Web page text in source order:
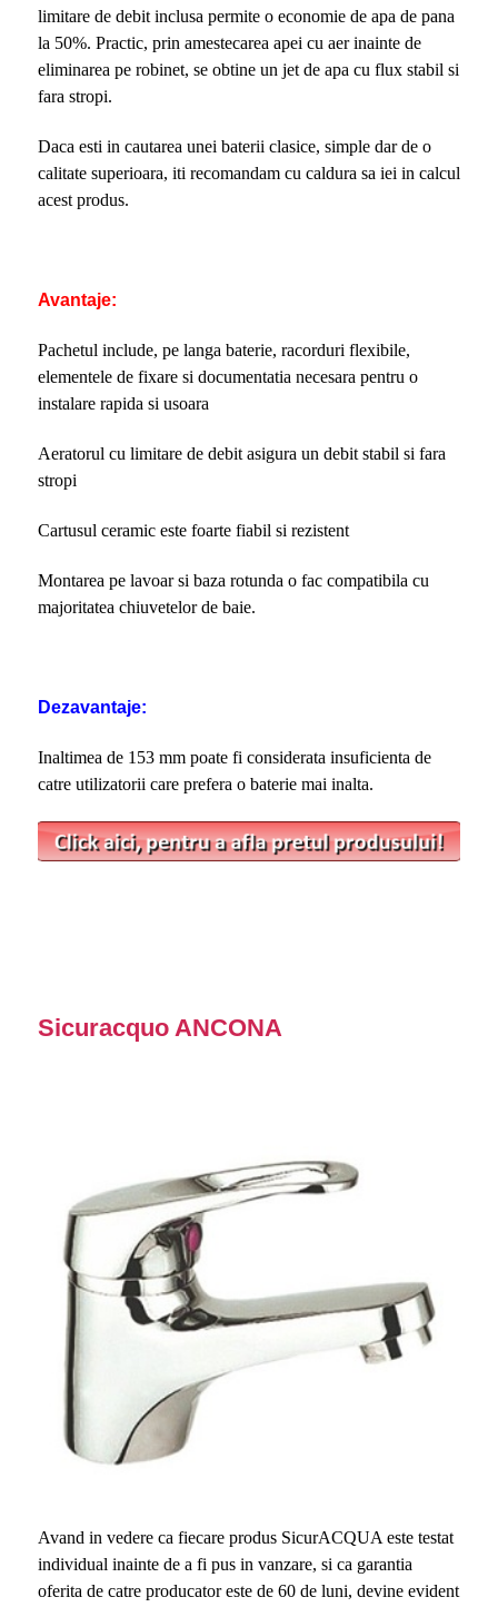
limitare de debit inclusa permite o economie de apa de pana
la 50%. Practic, prin amestecarea apei cu aer inainte de
eliminarea pe robinet, se obtine un jet de apa cu flux stabil si
fara stropi.
Daca esti in cautarea unei baterii clasice, simple dar de o
calitate superioara, iti recomandam cu caldura sa iei in calcul
acest produs.
Avantaje:
Pachetul include, pe langa baterie, racorduri flexibile,
elementele de fixare si documentatia necesara pentru o
instalare rapida si usoara
Aeratorul cu limitare de debit asigura un debit stabil si fara
stropi
Cartusul ceramic este foarte fiabil si rezistent
Montarea pe lavoar si baza rotunda o fac compatibila cu
majoritatea chiuvetelor de baie.
Dezavantaje:
Inaltimea de 153 mm poate fi considerata insuficienta de
catre utilizatorii care prefera o baterie mai inalta.
Sicuracquo ANCONA
Avand in vedere ca fiecare produs SicurACQUA este testat
individual inainte de a fi pus in vanzare, si ca garantia
oferita de catre producator este de 60 de luni, devine evident